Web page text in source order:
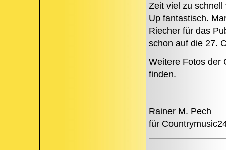
Zeit viel zu
Up fantastisch.
Riecher für das
schon auf die 27.
Weitere Fotos der
finden.
Rainer M. Pech
für